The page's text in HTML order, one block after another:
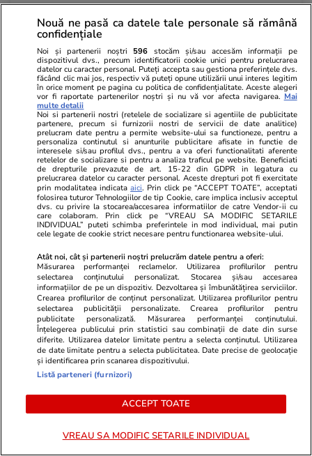
Debitul Dunării a atins un minim istoric, dar
hidrologii anunță că fluviul va începe să
crească din 13 august: „Am mai câștiga 3-4
zile”
Știri Externe 07 aug.
Intervenția Bruxelles-ului a fost praf în ochi:
conflictul dintre Spania și Italia privind
controalele la frontieră se acutizează.
Madridul amenință cu represalii
Înghețata proteică: o alternativă
mai sănătoasă sau o schemă bună
Ziua
trebuie să
Nouă ne pasă ca datele tale personale să rămână
confidențiale
Noi și partenerii noștri 596 stocăm și/sau accesăm informații pe
dispozitivul dvs., precum identificatorii cookie unici pentru prelucrarea
datelor cu caracter personal. Puteți accepta sau gestiona preferințele dvs.
făcând clic mai jos, respectiv vă puteți opune utilizării unui interes legitim
în orice moment pe pagina cu politica de confidențialitate. Aceste alegeri
vor fi raportate partenerilor noștri și nu vă vor afecta navigarea. Mai
multe detalii
Noi si partenerii nostri (retelele de socializare si agentiile de publicitate
partenere, precum si furnizorii nostri de servicii de date analitice)
prelucram date pentru a permite website-ului sa functioneze, pentru a
personaliza continutul si anunturile publicitare afisate in functie de
interesele si/sau profilul dvs., pentru a va oferi functionalitati aferente
retelelor de socializare si pentru a analiza traficul pe website. Beneficiati
de drepturile prevazute de art. 15-22 din GDPR in legatura cu
prelucrarea datelor cu caracter personal. Aceste drepturi pot fi exercitate
prin modalitatea indicataaici. Prin click pe “ACCEPT TOATE”, acceptati
folosirea tuturor Tehnologiilor de tip Cookie, care implica inclusiv acceptul
dvs. cu privire la stocarea/accesarea informatiilor de catre Vendor-ii cu
care colaboram. Prin click pe “VREAU SA MODIFIC SETARILE
INDIVIDUAL” puteti schimba preferintele in mod individual, mai putin
cele legate de cookie strict necesare pentru functionarea website-ului.
Atât noi, cât și partenerii noștri prelucrăm datele pentru a oferi:
Măsurarea performanței reclamelor. Utilizarea profilurilor pentru
selectarea conținutului personalizat. Stocarea și/sau accesarea
informațiilor de pe un dispozitiv. Dezvoltarea și îmbunătățirea serviciilor.
Crearea profilurilor de conținut personalizat. Utilizarea profilurilor pentru
selectarea publicității personalizate. Crearea profilurilor pentru
publicitate personalizată. Măsurarea performanței conținutului.
Înțelegerea publicului prin statistici sau combinații de date din surse
diferite. Utilizarea datelor limitate pentru a selecta conținutul. Utilizarea
de date limitate pentru a selecta publicitatea. Date precise de geolocație
și identificarea prin scanarea dispozitivului.
Listă parteneri (furnizori)
ACCEPT TOATE
VREAU SA MODIFIC SETARILE INDIVIDUAL